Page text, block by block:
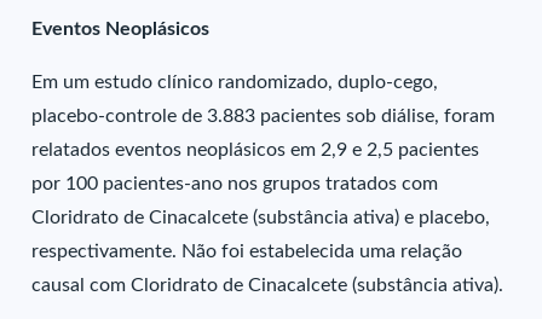
Eventos Neoplásicos
Em um estudo clínico randomizado, duplo-cego,
placebo-controle de 3.883 pacientes sob diálise, foram
relatados eventos neoplásicos em 2,9 e 2,5 pacientes
por 100 pacientes-ano nos grupos tratados com
Cloridrato de Cinacalcete (substância ativa) e placebo,
respectivamente. Não foi estabelecida uma relação
causal com Cloridrato de Cinacalcete (substância ativa).